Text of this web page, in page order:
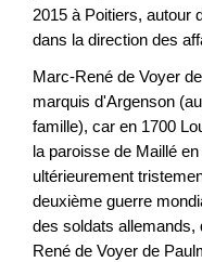
2015 à Poitiers, autour
dans la direction des
Marc-René de Voyer
marquis d'Argenson
famille), car en 1700
la paroisse de Maillé
ultérieurement
deuxième guerre
des soldats allemands,
René de Voyer de